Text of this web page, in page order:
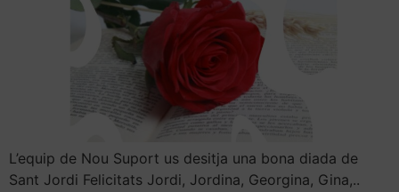
L’equip de Nou Suport us desitja una bona diada de
Sant Jordi Felicitats Jordi, Jordina, Georgina, Gina,..